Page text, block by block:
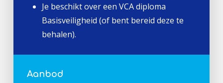
Je beschikt over een VCA diploma
Basisveiligheid (of bent bereid deze te
behalen).
Aanbod